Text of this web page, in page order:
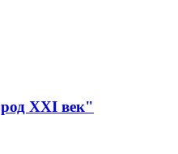
XXI век"